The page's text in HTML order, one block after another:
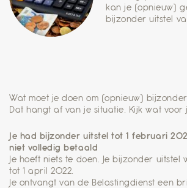
kan je (opnieuw)
bijzonder uitstel
Wat moet je doen om (opnieuw)
Dat hangt af van je situatie. Kijk wat voor
Je had bijzonder uitstel tot 1 februari
niet volledig betaald
Je hoeft niets te doen. Je bijzonder
tot 1 april 2022.
Je ontvangt van de Belastingdienst een